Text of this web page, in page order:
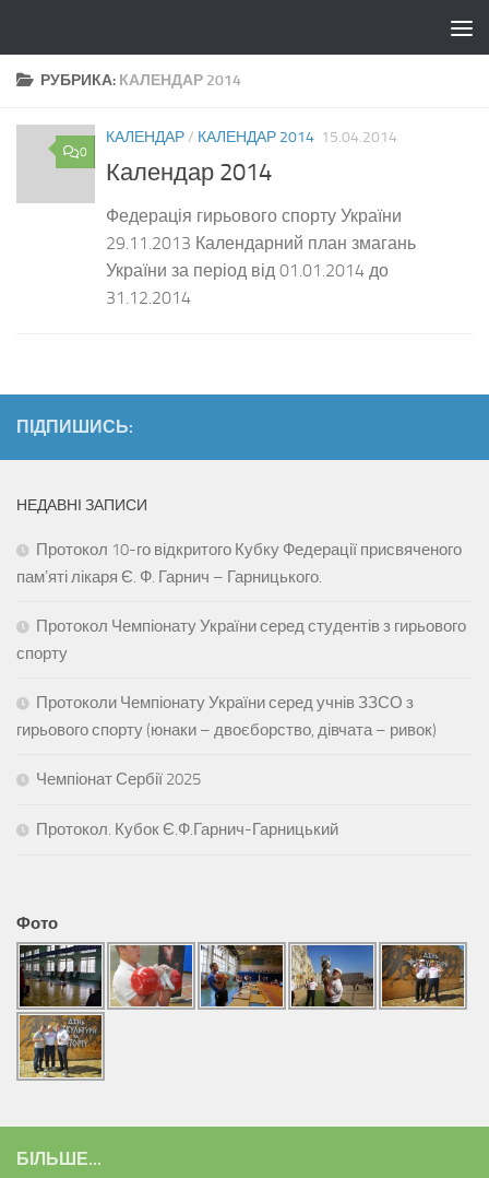
РУБРИКА: КАЛЕНДАР 2014
0
КАЛЕНДАР/ КАЛЕНДАР 2014 15.04.2014
Календар 2014
Федерація гирьового спорту України
29.11.2013 Календарний план змагань
України за період від 01.01.2014 до
31.12.2014
ПІДПИШИСЬ:
НЕДАВНІ ЗАПИСИ
Протокол 10-го відкритого Кубку Федерації присвяченого
памʼяті лікаря Є. Ф. Гарнич – Гарницького.
Протокол Чемпіонату України серед студентів з гирьового
спорту
Протоколи Чемпіонату України серед учнів ЗЗСО з
гирьового спорту (юнаки – двоєборство, дівчата – ривок)
Чемпіонат Сербії 2025
Протокол. Кубок Є.Ф.Гарнич-Гарницький
Фото
БІЛЬШЕ...